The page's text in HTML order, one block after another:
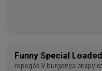
Funny Special
ropogós V burgonya crispy